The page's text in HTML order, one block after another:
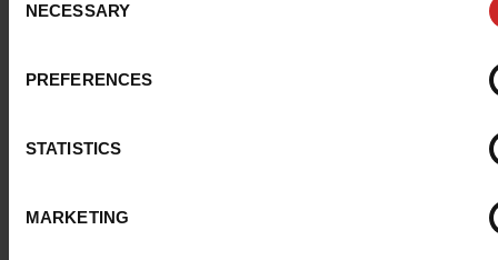
Selection
NECESSARY
PREFERENCES
STATISTICS
MARKETING